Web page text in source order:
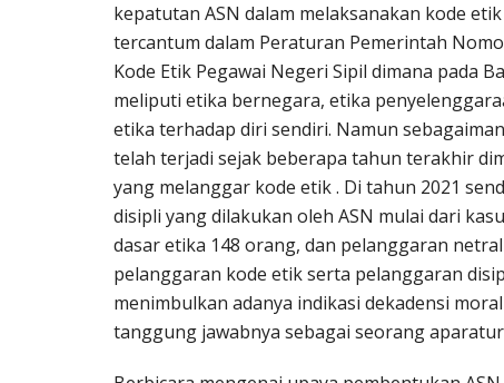
kepatutan ASN dalam melaksanakan kode
tercantum dalam Peraturan Pemerintah
Kode Etik Pegawai Negeri Sipil dimana pada
meliputi etika bernegara, etika
etika terhadap diri sendiri. Namun
telah terjadi sejak beberapa tahun terakhir
yang melanggar kode etik . Di tahun 2021
disipli yang dilakukan oleh ASN mulai dari
dasar etika 148 orang, dan pelanggaran
pelanggaran kode etik serta pelanggaran
menimbulkan adanya indikasi dekadensi
tanggung jawabnya sebagai seorang